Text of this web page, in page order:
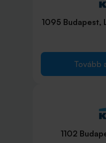
1095 Budapest,
Tovább
1102